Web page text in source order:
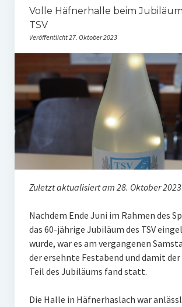
Ergebnisse Damen
Spielplan Bezirksliga Damen
Kinderfussball
Ü30-Fussball
AH-Abteilung
Breitensport
ThaiBo
Kinderturnen
Eltern-Kind-Turnen
Volle Häfnerhalle beim
TSV
Veröffentlicht 27. Oktober 2023
Zuletzt aktualisiert am 28. Oktober 2023
Nachdem Ende Juni im Rahmen des
das 60-jährige Jubiläum des TSV
wurde, war es am vergangenen
der ersehnte Festabend und damit
Teil des Jubiläums fand statt.
Die Halle in Häfnerhaslach war